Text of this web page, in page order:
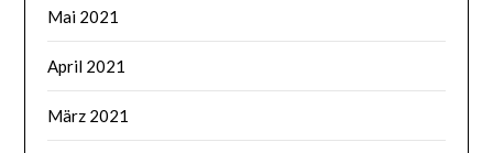
Mai 2021
April 2021
März 2021